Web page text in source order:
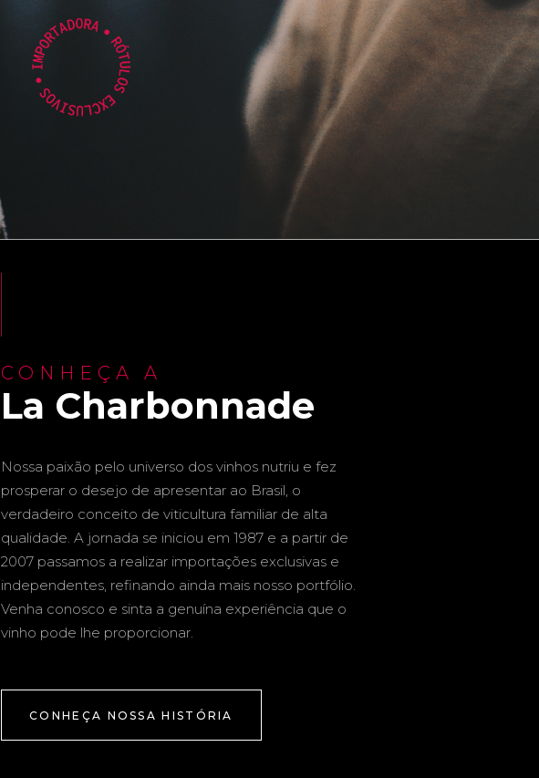
CONHEÇA A
La Charbonnade
Nossa paixão pelo universo dos vinhos nutriu e fez
prosperar o desejo de apresentar ao Brasil, o
verdadeiro conceito de viticultura familiar de alta
qualidade. A jornada se iniciou em 1987 e a partir de
2007 passamos a realizar importações exclusivas e
independentes, refinando ainda mais nosso portfólio.
Venha conosco e sinta a genuína experiência que o
vinho pode lhe proporcionar.
CONHEÇA NOSSA HISTÓRIA